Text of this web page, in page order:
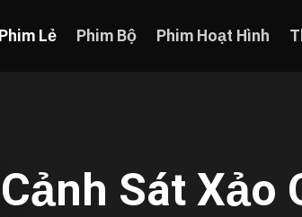
Phim Lẻ Phim Bộ Phim Hoạt Hình
Cảnh Sát Xảo